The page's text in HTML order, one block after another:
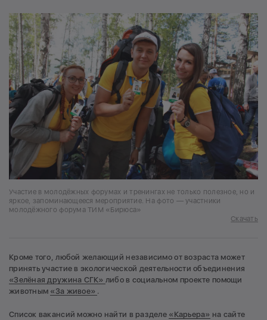
Участие в молодёжных форумах и тренингах не только полезное, но и
яркое, запоминающееся мероприятие. На фото — участники
молодёжного форума ТИМ «Бирюса»
Скачать
Кроме того, любой желающий независимо от возраста может
принять участие в экологической деятельности объединения
«Зелёная дружина СГК» либо в социальном проекте помощи
животным «За живое» .
Список вакансий можно найти в разделе «Карьера» на сайте